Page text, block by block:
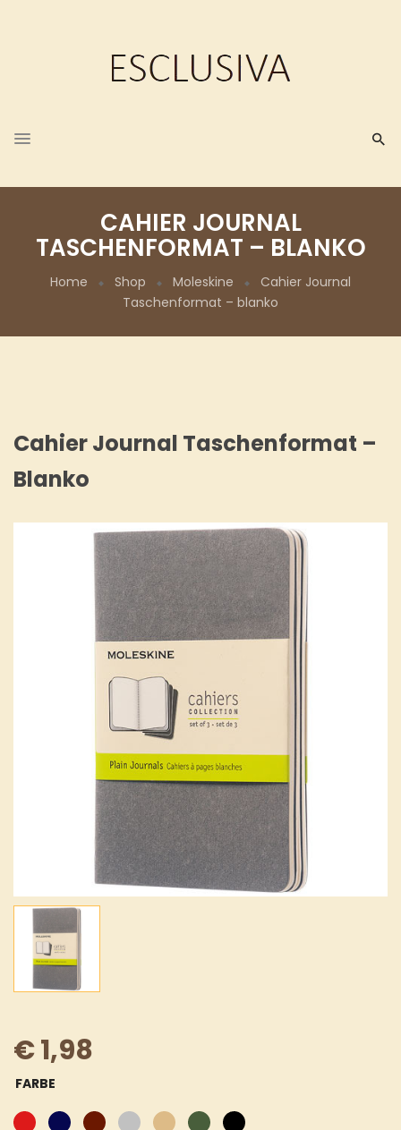
CAHIER JOURNAL
TASCHENFORMAT – BLANKO
Home Shop Moleskine
Cahier Journal
Taschenformat – blanko
Cahier Journal Taschenformat –
Blanko
€1,98
FARBE